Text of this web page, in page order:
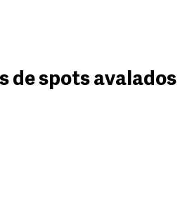
de spots avalados